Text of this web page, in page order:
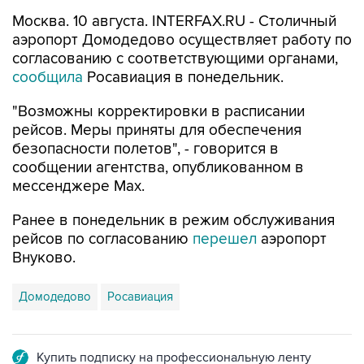
Москва. 10 августа. INTERFAX.RU - Столичный
аэропорт Домодедово осуществляет работу по
согласованию с соответствующими органами,
сообщила Росавиация в понедельник.
"Возможны корректировки в расписании
рейсов. Меры приняты для обеспечения
безопасности полетов", - говорится в
сообщении агентства, опубликованном в
мессенджере Мах.
Ранее в понедельник в режим обслуживания
рейсов по согласованию перешел аэропорт
Внуково.
Домодедово Росавиация
Купить подписку на профессиональную ленту